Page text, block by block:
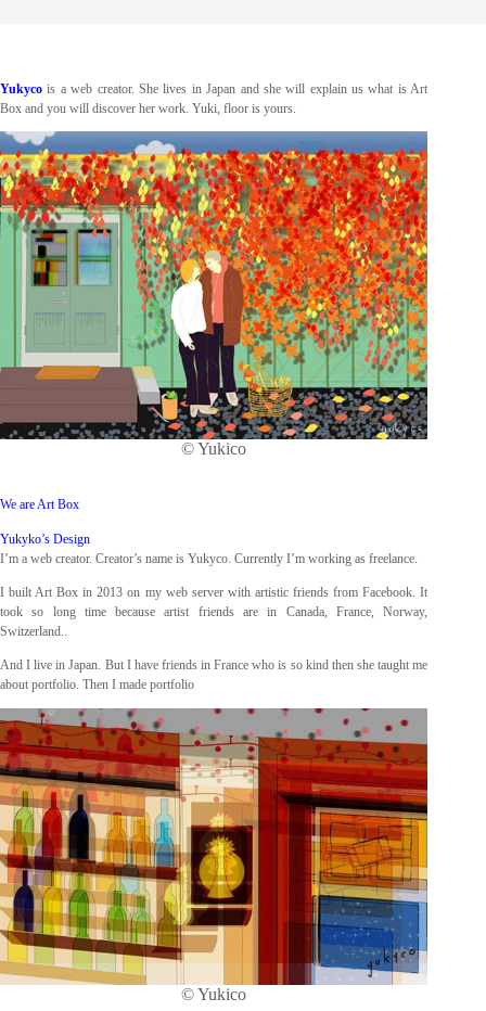
Yukyco is a web creator. She lives in Japan and she will explain us what is Art
Box and you will discover her work. Yuki, floor is yours.
© Yukico
We are Art Box
Yukyko’s Design
I’m a web creator. Creator’s name is Yukyco. Currently I’m working as freelance.
I built Art Box in 2013 on my web server with artistic friends from Facebook. It
took so long time because artist friends are in Canada, France, Norway,
Switzerland..
And I live in Japan. But I have friends in France who is so kind then she taught me
about portfolio. Then I made portfolio
© Yukico